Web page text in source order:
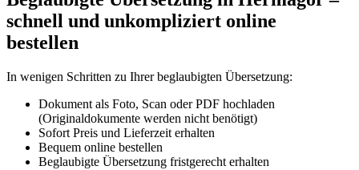
schnell und unkompliziert online
bestellen
In wenigen Schritten zu Ihrer beglaubigten Übersetzung:
Dokument als Foto, Scan oder PDF hochladen
(Originaldokumente werden nicht benötigt)
Sofort Preis und Lieferzeit erhalten
Bequem online bestellen
Beglaubigte Übersetzung fristgerecht erhalten